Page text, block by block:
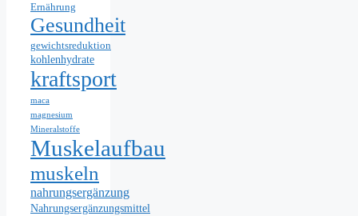
Ernährung
Gesundheit
gewichtsreduktion
kohlenhydrate
kraftsport
maca
magnesium
Mineralstoffe
Muskelaufbau
muskeln
nahrungsergänzung
Nahrungsergänzungsmittel